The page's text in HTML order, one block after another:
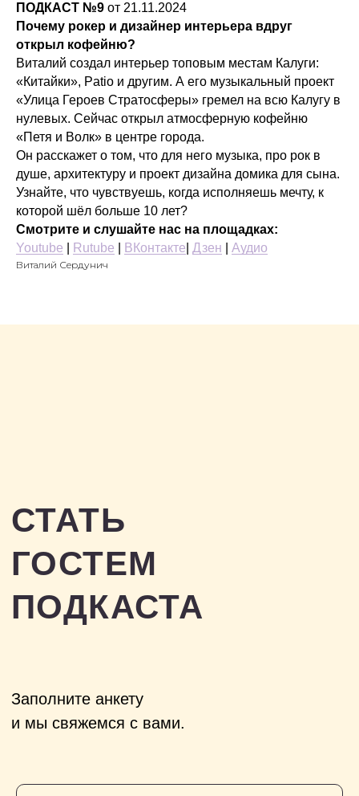
ПОДКАСТ №9 от 21.11.2024
Почему рокер и дизайнер интерьера вдруг
открыл кофейню?
Виталий создал интерьер топовым местам Калуги:
«Китайки», Patio и другим. А его музыкальный проект
«Улица Героев Стратосферы» гремел на всю Калугу в
нулевых. Сейчас открыл атмосферную кофейню
«Петя и Волк» в центре города.
Он расскажет о том, что для него музыка, про рок в
душе, архитектуру и проект дизайна домика для сына.
Узнайте, что чувствуешь, когда исполняешь мечту, к
которой шёл больше 10 лет?
Смотрите и слушайте нас на площадках:
Youtube
Rutube ВКонтакте Дзен Аудио
Виталий Сердунич
СТАТЬ
ПОДКАСТА